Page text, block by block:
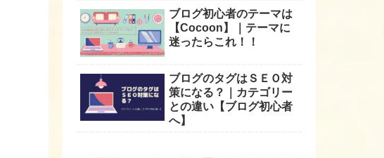
ブログ初心者のテーマは
【Cocoon】｜テーマに
迷ったらこれ！！
ブログのタグはＳＥＯ対
策になる？｜カテゴリー
との違い【ブログ初心者
へ】